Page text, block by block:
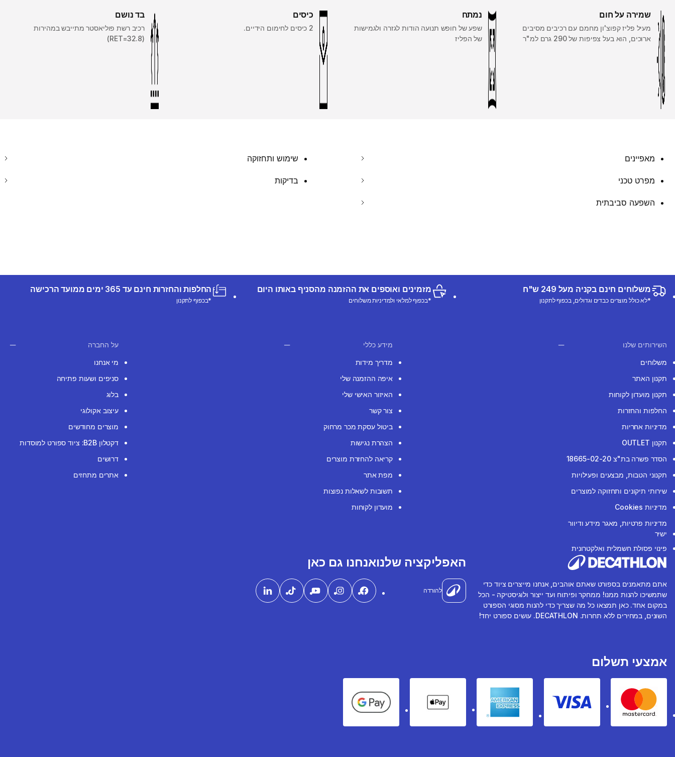
שמירה על חום
מעיל פליז קפוצ'ון מחמם עם רכיבים מסיבים
ארוכים, הוא בעל צפיפות של 290 גרם למ"ר
נמתח
שפע של חופש תנועה הודות לגזרה ולגמישות
של הפליז
כיסים
2 כיסים לחימום הידיים.
בד נושם
רכיב רשת פוליאסטר מתייבש במהירות
(RET=32.8)
מאפיינים שימוש ותחזוקה
מפרט טכני בדיקות
השפעה סביבתית
משלוחים חינם בקניה מעל 249 ש"ח
*לא כולל מוצרים כבדים וגדולים, בכפוף לתקנון
מזמינים ואוספים את ההזמנה מהסניף באותו היום
*בכפוף למלאי ולמדיניות משלוחים
החלפות והחזרות חינם עד 365 ימים ממועד הרכישה
*בכפוף לתקנון
השירותים שלנו
משלוחים
תקנון האתר
תקנון מועדון לקוחות
החלפות והחזרות
מדיניות אחריות
תקנון OUTLET
הסדר פשרה בת"צ 18665-02-20
תקנוני הטבות, מבצעים ופעילויות
שירותי תיקונים ותחזוקה למוצרים
מדיניות Cookies
מדיניות פרטיות, מאגר מידע ודיוור
ישיר
פינוי פסולת חשמלית ואלקטרונית
מידע כללי
מדריך מידות
איפה ההזמנה שלי
האיזור האישי שלי
צור קשר
ביטול עסקת מכר מרחוק
הצהרת נגישות
קריאה להחזרת מוצרים
מפת אתר
תשובות לשאלות נפוצות
מועדון לקוחות
על החברה
מי אנחנו
סניפים ושעות פתיחה
בלוג
עיצוב אקולוגי
מוצרים מחודשים
דקטלון B2B: ציוד ספורט למוסדות
דרושים
אתרים מתחזים
אתם מתאמנים בספורט שאתם אוהבים, אנחנו מייצרים ציוד כדי
שתמשיכו להנות ממנו! ממחקר ופיתוח ועד ייצור ולוגיסטיקה - הכל
במקום אחד. כאן תמצאו כל מה שצריך כדי להנות מסוגי הספורט
השונים, במחירים ללא תחרות. DECATHLON. עושים ספורט יחד!
האפליקציה שלנו
להורדה
אנחנו גם כאן
אמצעי תשלום
Mastercard
Visa
American express
Apple Pay
Google Pay